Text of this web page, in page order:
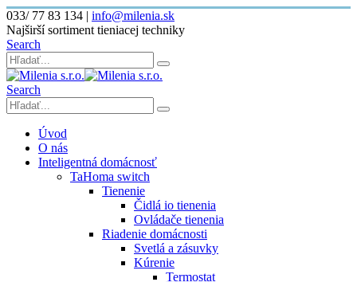
033/ 77 83 134 | info@milenia.sk
Najširší sortiment tieniacej techniky
Search
Search
Úvod
O nás
Inteligentná domácnosť
TaHoma switch
Tienenie
Čidlá io tienenia
Ovládače tienenia
Riadenie domácnosti
Svetlá a zásuvky
Kúrenie
Termostat